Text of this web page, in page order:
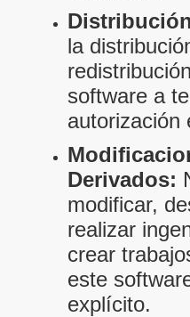
la
software a
autorización
Derivados:
modificar,
realizar
crear
este
explícito.